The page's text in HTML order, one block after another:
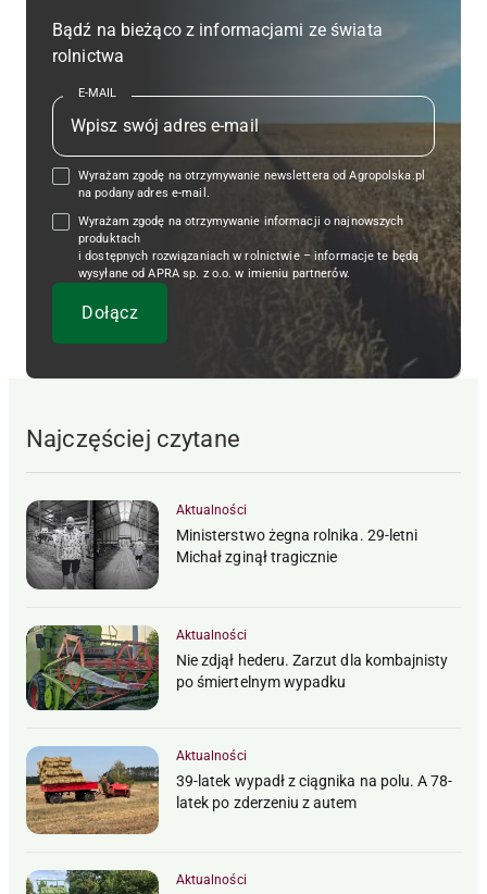
Bądź na bieżąco z informacjami ze świata
rolnictwa
E-MAIL
Wyrażam zgodę na otrzymywanie newslettera od Agropolska.pl
na podany adres e-mail.
Wyrażam zgodę na otrzymywanie informacji o najnowszych
produktach
i dostępnych rozwiązaniach w rolnictwie – informacje te będą
wysyłane od APRA sp. z o.o. w imieniu partnerów.
Najczęściej czytane
Aktualności
Ministerstwo żegna rolnika. 29-letni
Michał zginął tragicznie
Aktualności
Nie zdjął hederu. Zarzut dla kombajnisty
po śmiertelnym wypadku
Aktualności
39-latek wypadł z ciągnika na polu. A 78-
latek po zderzeniu z autem
Aktualności